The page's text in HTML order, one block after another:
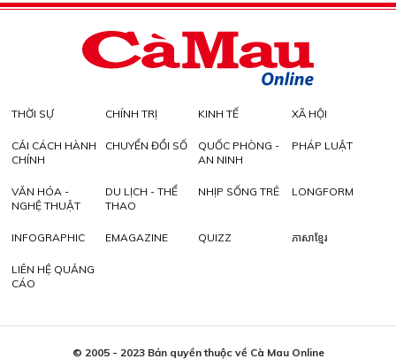
THỜI SỰ CHÍNH TRỊ KINH TẾ XÃ HỘI
CẢI CÁCH HÀNH
CHÍNH
CHUYỂN ĐỔI SỐ
QUỐC PHÒNG -
AN NINH
PHÁP LUẬT
VĂN HÓA -
NGHỆ THUẬT
DU LỊCH - THỂ
THAO
NHỊP SỐNG TRẺ LONGFORM
INFOGRAPHIC EMAGAZINE QUIZZ ភាសាខ្មែរ
LIÊN HỆ QUẢNG
CÁO
© 2005 - 2023 Bản quyền thuộc về Cà Mau Online